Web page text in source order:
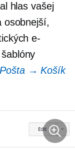
hlas vašej
osobnejší,
e-
→ Košík